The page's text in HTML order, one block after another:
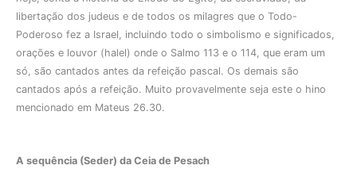
libertação dos judeus e de todos os milagres que o Todo-
Poderoso fez a Israel, incluindo todo o simbolismo e significados,
orações e louvor (halel) onde o Salmo 113 e o 114, que eram um
só, são cantados antes da refeição pascal. Os demais são
cantados após a refeição. Muito provavelmente seja este o hino
mencionado em Mateus 26.30.
A sequência (Seder) da Ceia de Pesach